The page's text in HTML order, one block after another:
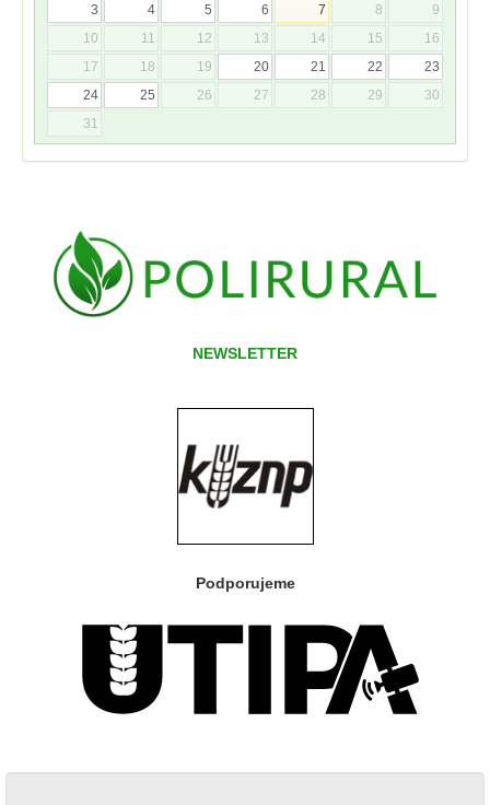
3
4 5 6 7 8
9
10
11 12 13 14 15
16
17
18 19 20 21 22
23
24
25 26 27 28 29
30
31
NEWSLETTER
Podporujeme